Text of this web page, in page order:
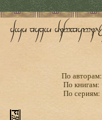
По авторам:
По книгам:
По сериям: